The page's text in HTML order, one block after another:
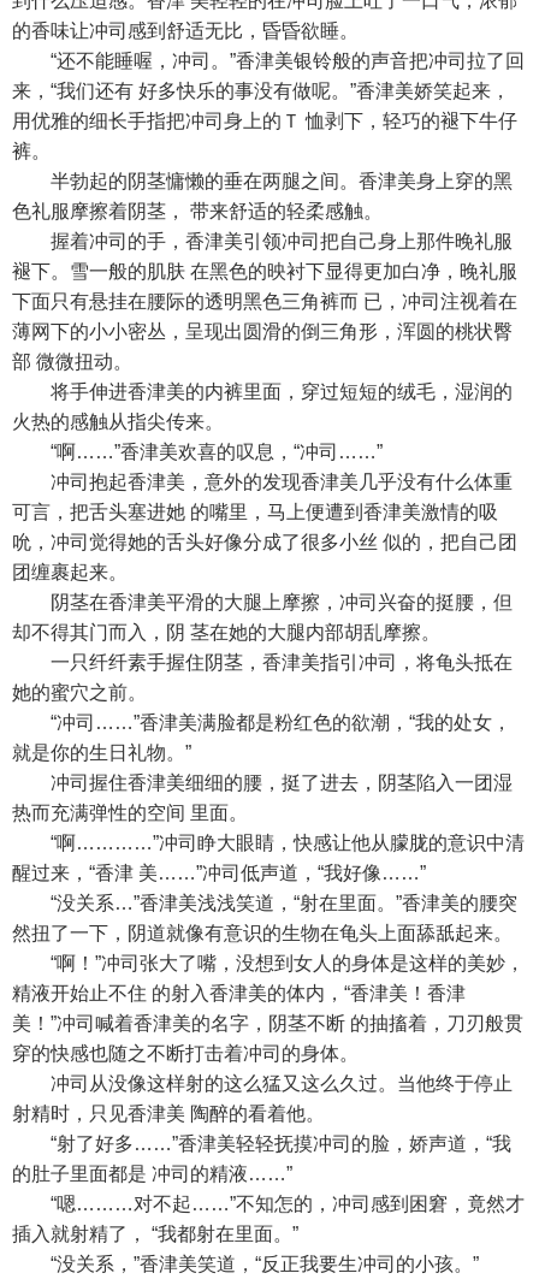
的香味让冲司感到舒适无比，昏昏欲睡。
“还不能睡喔，冲司。”香津美银铃般的声音把冲司拉了回
来，“我们还有 好多快乐的事没有做呢。”香津美娇笑起来，
用优雅的细长手指把冲司身上的Ｔ 恤剥下，轻巧的褪下牛仔
裤。
半勃起的阴茎慵懒的垂在两腿之间。香津美身上穿的黑
色礼服摩擦着阴茎， 带来舒适的轻柔感触。
握着冲司的手，香津美引领冲司把自己身上那件晚礼服
褪下。雪一般的肌肤 在黑色的映衬下显得更加白净，晚礼服
下面只有悬挂在腰际的透明黑色三角裤而 已，冲司注视着在
薄网下的小小密丛，呈现出圆滑的倒三角形，浑圆的桃状臀
部 微微扭动。
将手伸进香津美的内裤里面，穿过短短的绒毛，湿润的
火热的感触从指尖传来。
“啊……”香津美欢喜的叹息，“冲司……”
冲司抱起香津美，意外的发现香津美几乎没有什么体重
可言，把舌头塞进她 的嘴里，马上便遭到香津美激情的吸
吮，冲司觉得她的舌头好像分成了很多小丝 似的，把自己团
团缠裹起来。
阴茎在香津美平滑的大腿上摩擦，冲司兴奋的挺腰，但
却不得其门而入，阴 茎在她的大腿内部胡乱摩擦。
一只纤纤素手握住阴茎，香津美指引冲司，将龟头抵在
她的蜜穴之前。
“冲司……”香津美满脸都是粉红色的欲潮，“我的处女，
就是你的生日礼物。”
冲司握住香津美细细的腰，挺了进去，阴茎陷入一团湿
热而充满弹性的空间 里面。
“啊…………”冲司睁大眼睛，快感让他从朦胧的意识中清
醒过来，“香津 美……”冲司低声道，“我好像……”
“没关系…”香津美浅浅笑道，“射在里面。”香津美的腰突
然扭了一下，阴道就像有意识的生物在龟头上面舔舐起来。
“啊！”冲司张大了嘴，没想到女人的身体是这样的美妙，
精液开始止不住 的射入香津美的体内，“香津美！香津
美！”冲司喊着香津美的名字，阴茎不断 的抽搐着，刀刃般贯
穿的快感也随之不断打击着冲司的身体。
冲司从没像这样射的这么猛又这么久过。当他终于停止
射精时，只见香津美 陶醉的看着他。
“射了好多……”香津美轻轻抚摸冲司的脸，娇声道，“我
的肚子里面都是 冲司的精液……”
“嗯………对不起……”不知怎的，冲司感到困窘，竟然才
插入就射精了， “我都射在里面。”
“没关系，”香津美笑道，“反正我要生冲司的小孩。”